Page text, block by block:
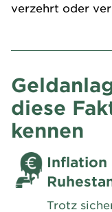
verzehrt oder
diese
kennen
Inflation
Trotz